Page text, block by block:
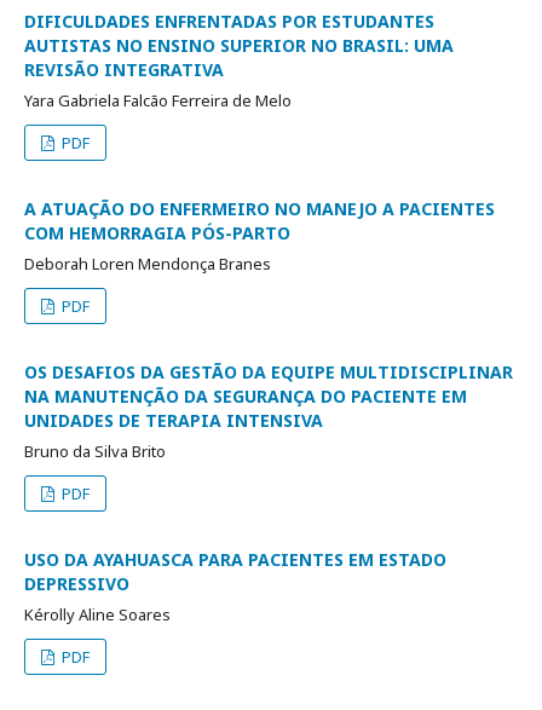
DIFICULDADES ENFRENTADAS POR ESTUDANTES
AUTISTAS NO ENSINO SUPERIOR NO BRASIL: UMA
REVISÃO INTEGRATIVA
Yara Gabriela Falcão Ferreira de Melo
PDF
A ATUAÇÃO DO ENFERMEIRO NO MANEJO A PACIENTES
COM HEMORRAGIA PÓS-PARTO
Deborah Loren Mendonça Branes
PDF
OS DESAFIOS DA GESTÃO DA EQUIPE MULTIDISCIPLINAR
NA MANUTENÇÃO DA SEGURANÇA DO PACIENTE EM
UNIDADES DE TERAPIA INTENSIVA
Bruno da Silva Brito
PDF
USO DA AYAHUASCA PARA PACIENTES EM ESTADO
DEPRESSIVO
Kérolly Aline Soares
PDF